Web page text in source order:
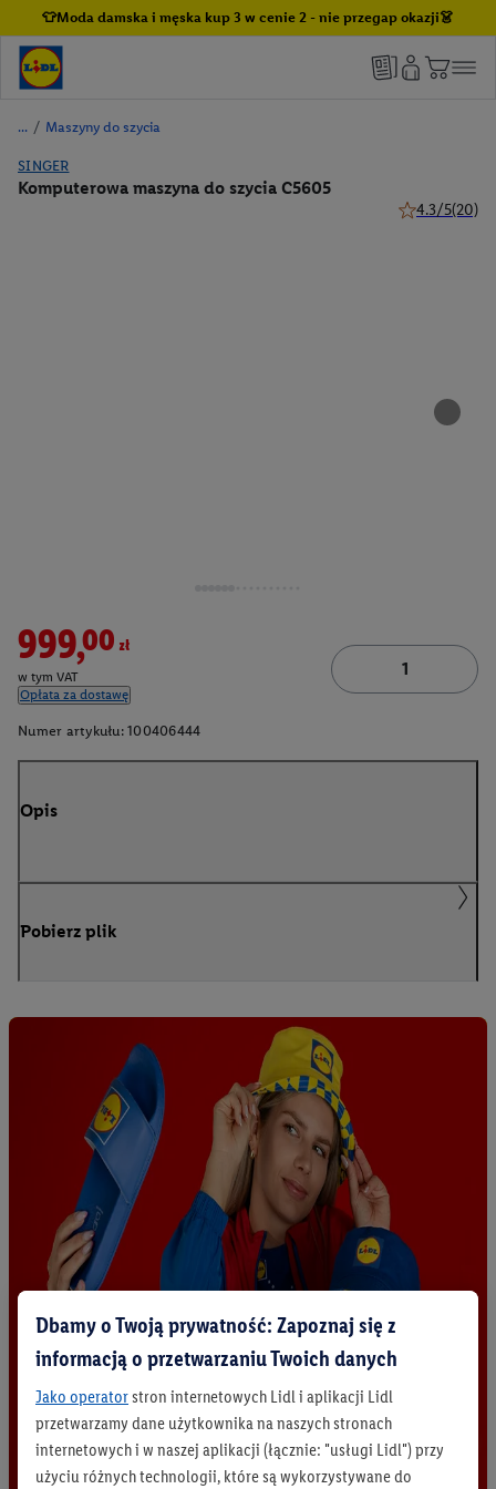
👕Moda damska i męska kup 3 w cenie 2 - nie przegap okazji👗
/ Maszyny do szycia
SINGER
Komputerowa maszyna do szycia C5605
4.3/5(20)
999,00zł
w tym VAT
Opłata za dostawę
Numer artykułu: 100406444
Opis
Pobierz plik
Dbamy o Twoją prywatność: Zapoznaj się z
informacją o przetwarzaniu Twoich danych
Jako operatorstron internetowych Lidl i aplikacji Lidl
przetwarzamy dane użytkownika na naszych stronach
internetowych i w naszej aplikacji (łącznie: "usługi Lidl") przy
użyciu różnych technologii, które są wykorzystywane do